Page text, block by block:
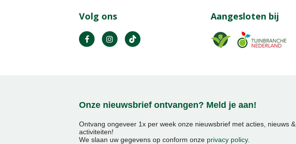
Volg ons Aangesloten bij
Onze nieuwsbrief ontvangen? Meld je aan!
Ontvang ongeveer 1x per week onze nieuwsbrief met acties, nieuws &
activiteiten!
We slaan uw gegevens op conform onze privacy policy.